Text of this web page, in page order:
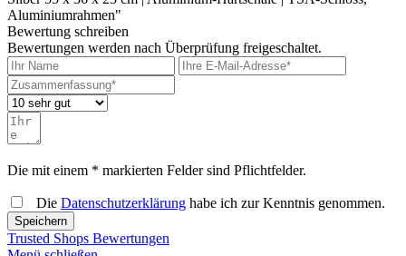
Aluminiumrahmen"
Bewertung schreiben
Bewertungen werden nach Überprüfung freigeschaltet.
Die mit einem * markierten Felder sind Pflichtfelder.
Die Datenschutzerklärung habe ich zur Kenntnis genommen.
Speichern
Trusted Shops Bewertungen